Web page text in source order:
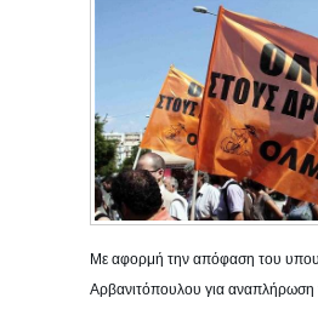
Με αφορμή την απόφαση του
Αρβανιτόπουλου για αναπλήρωση